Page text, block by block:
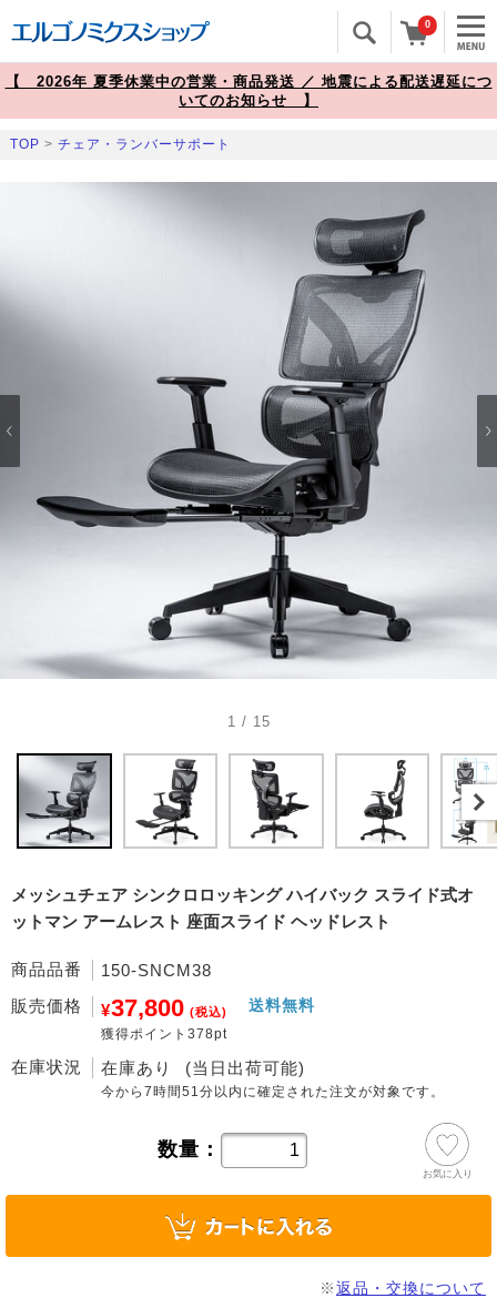
0
【 2026年 夏季休業中の営業・商品発送 ／ 地震による配送遅延につ
いてのお知らせ 】
TOP > チェア・ランバーサポート
1 / 15
メッシュチェア シンクロロッキング ハイバック スライド式オ
ットマン アームレスト 座面スライド ヘッドレスト
商品品番
150-SNCM38
販売価格
¥37,800 (税込)
獲得ポイント378pt
送料無料
在庫状況 在庫あり (当日出荷可能)
今から7時間51分 以内に確定された注文が対象です。
数量：
お気に入り
※返品・交換について